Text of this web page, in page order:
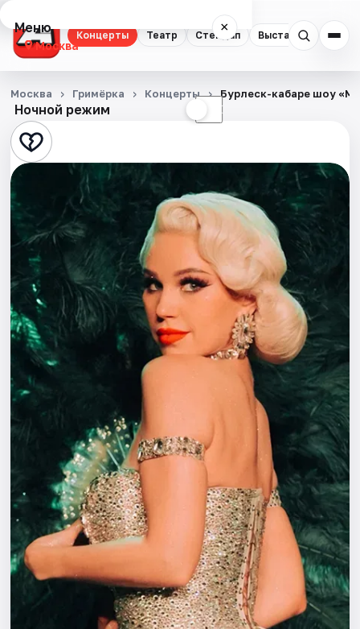
Концерты Театр Стендап Выставки
Меню ×
Москва
Концерты
Театр
Стендап
Выставки
Квесты
Экскурсии
Спорт
События
Города
Площадки
Артисты
Рейтинги
Ночной режим ☾
Москва Гримёрка Концерты Бурлеск-кабаре шоу